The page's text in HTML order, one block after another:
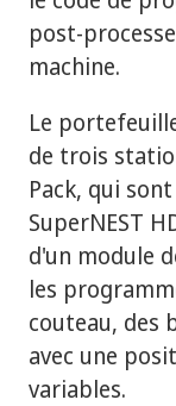
post-
machine.
Le
de trois
Pack, qui
SuperNEST
d'un module
les
couteau, des
avec une
variables.